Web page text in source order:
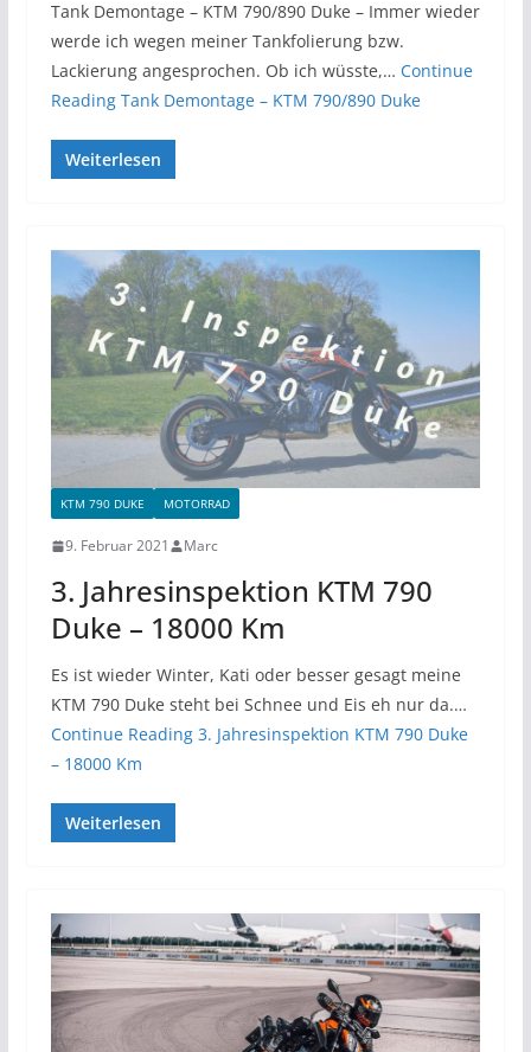
Tank Demontage – KTM 790/890 Duke – Immer wieder
werde ich wegen meiner Tankfolierung bzw.
Lackierung angesprochen. Ob ich wüsste,… Continue
ReadingTank Demontage – KTM 790/890 Duke
Weiterlesen
KTM 790 DUKE MOTORRAD
9. Februar 2021 Marc
3. Jahresinspektion KTM 790
Duke – 18000 Km
Es ist wieder Winter, Kati oder besser gesagt meine
KTM 790 Duke steht bei Schnee und Eis eh nur da.…
Continue Reading3. Jahresinspektion KTM 790 Duke
– 18000 Km
Weiterlesen